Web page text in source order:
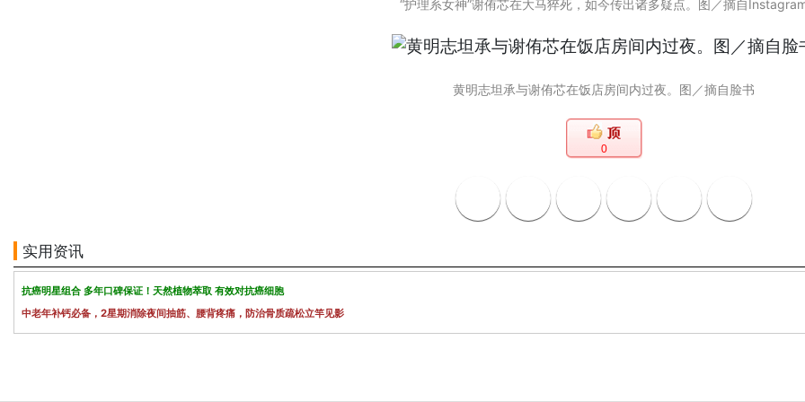
“护理系女神”谢侑芯在大马猝死，如今传出诸多疑点。图／摘自
黄明志坦承与谢侑芯在饭店房间内过夜。图／摘自脸书
0
实用资讯
抗癌明星组合 多年口碑保证！天然植物萃取 有效对抗癌细胞
中老年补钙必备，2星期消除夜间抽筋、腰背疼痛，防治骨质疏松立竿见影